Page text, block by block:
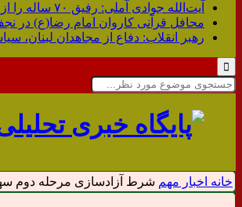
آیت‌الله جوادی آملی: رفیق ۷۰ ساله را از دست دادم
محافل قرآنی کاروان امام رضا(ع) در
رهبر انقلاب: دفاع از مجاهدان
خانه اخبار مهم شرط آزادسازی مرحله دوم